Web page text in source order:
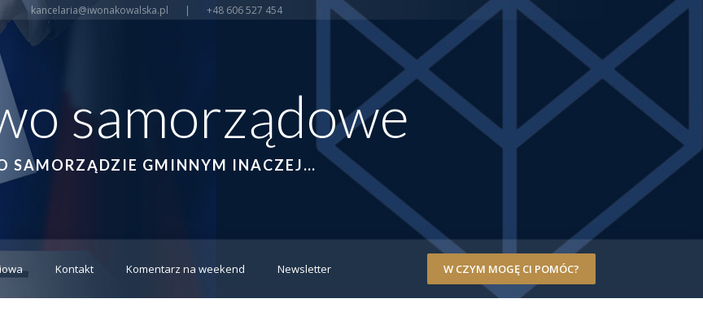
kancelaria@iwonakowalska.pl | +48 606 527 454
samorządowe
SAMORZĄDZIE GMINNYM INACZEJ…
Kontakt Komentarz na weekend Newsletter W CZYM MOGĘ CI POMÓC?